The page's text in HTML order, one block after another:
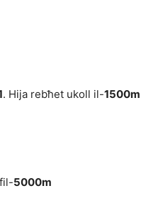
. Hija rebħet ukoll il-1500m
5000m